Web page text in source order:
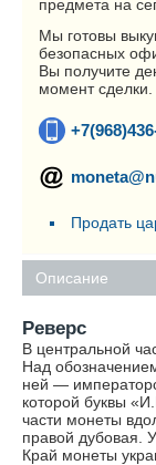
предмета на
Мы готовы
безопасных
Вы получите
момент сделки.
Продать
Описание
Реверс
В центральной
Над
ней —
которой буквы
части монеты
правой дубовая.
Край монеты